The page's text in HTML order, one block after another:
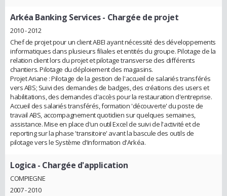
Arkéa Banking Services- Chargée de projet
2010 - 2012
Chef de projet pour un client ABEI ayant nécessité des développements
informatiques dans plusieurs filiales et entités du groupe. Pilotage de la
relation client lors du projet et pilotage transverse des différents
chantiers. Pilotage du déploiement des magasins.
Projet Ariane : Pilotage de la gestion de l'accueil de salariés transférés
vers ABS; Suivi des demandes de badges, des créations des users et
habilitations, des demandes d'accès pour la restauration d'entreprise.
Accueil des salariés transférés, formation 'découverte' du poste de
travail ABS, accompagnement quotidien sur quelques semaines,
assistance. Mise en place d'un outil Excel de suivi de l'activité et de
reporting sur la phase 'transitoire' avant la bascule des outils de
pilotage vers le Système d'Information d'Arkéa.
Logica - Chargée d'application
COMPIEGNE
2007 - 2010